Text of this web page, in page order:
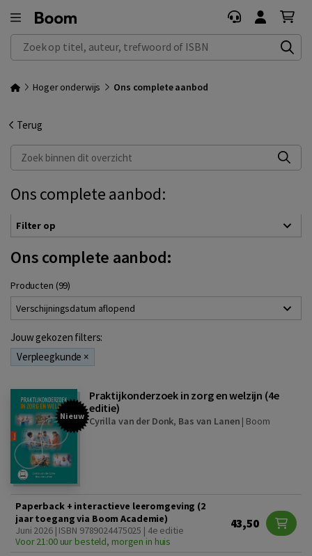
Zoek op titel, auteur, trefwoord of ISBN
Hoger onderwijs Ons complete aanbod
Terug
Zoek binnen dit overzicht
Ons complete aanbod:
Filter op
Ons complete aanbod:
Producten (99)
Verschijningsdatum aflopend
Jouw gekozen filters:
Verpleegkunde ×
Nieuw
Praktijkonderzoek in zorg en welzijn (4e
editie)
Cyrilla van der Donk, Bas van Lanen | Boom
Paperback + interactieve leeromgeving (2
jaar toegang via Boom Academie)
Juni 2026 | ISBN 9789024475025 | 4e editie
Voor 21:00 uur besteld, morgen in huis
43,50